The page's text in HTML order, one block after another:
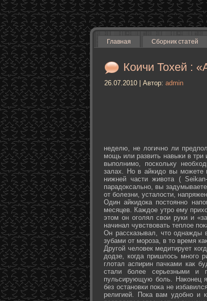
Главная Сборник статей
Коичи Тохей :
26.07.2010 | Автор: admin
неделю, не логично ли
мощь или развить навыки в три
выполнимо, поскольку
залах. Но в айкидо вы можете
нижней части живота (
парадоксально, вы
от болезни, усталости,
Один айкидока постоянно
месяцев. Каждое утро ему
этом он оголял свои руки и
начинал чувствовать теплое
Он рассказывал, что однажды
зубами от мороза, в то время
Другой человек медитирует
додзе, когда пришлось много
глотал аспирин пачками как
стали более серьезными и
пульсирующую боль. Наконец
без остановки пока не
религией. Пока вам удобно и